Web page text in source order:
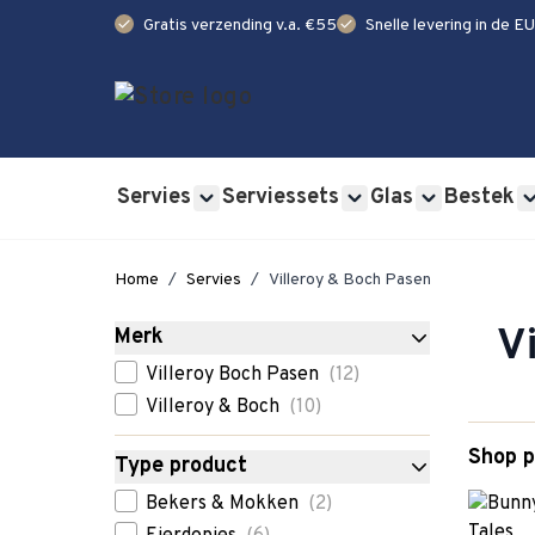
check Gratis verzending v.a. €55check Snelle levering in de EU
Servies Serviessets Glas Bestek
Home / Servies / Villeroy & Boch Pasen
Merk
filterVilleroy Boch Pasen (12)
Villeroy & Boch (10)
Type product
filterBekers & Mokken (2)
Shop